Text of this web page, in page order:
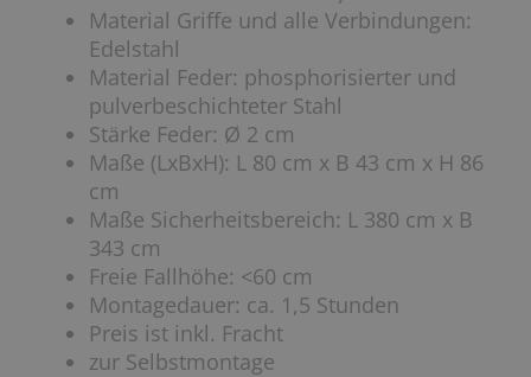
Material Griffe und alle Verbindungen:
Edelstahl
Material Feder: phosphorisierter und
pulverbeschichteter Stahl
Stärke Feder: Ø 2 cm
Maße (LxBxH): L 80 cm x B 43 cm x H 86
cm
Maße Sicherheitsbereich: L 380 cm x B
343 cm
Freie Fallhöhe: <60 cm
Montagedauer: ca. 1,5 Stunden
Preis ist inkl. Fracht
zur Selbstmontage